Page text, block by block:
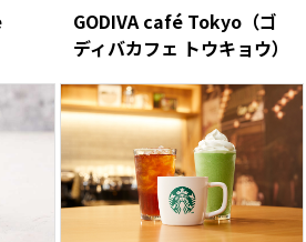
GODIVA café Tokyo（ゴ
ディバカフェ トウキョウ）